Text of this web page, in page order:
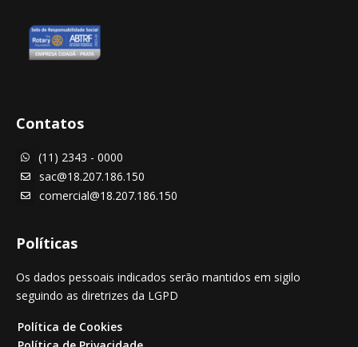
Contatos
 (11) 2343 - 0000
 sac@18.207.186.150
 comercial@18.207.186.150
Políticas
Os dados pessoais indicados serão mantidos em sigilo
seguindo as diretrizes da LGPD
Política de Cookies